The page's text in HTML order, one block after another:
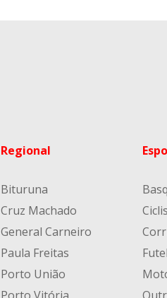
Regional
Bituruna
Cruz Machado
General Carneiro
Paula Freitas
Porto União